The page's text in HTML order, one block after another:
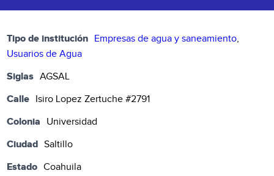
Tipo de institución Empresas de agua y saneamiento,
Usuarios de Agua
Siglas AGSAL
Calle Isiro Lopez Zertuche #2791
Colonia Universidad
Ciudad Saltillo
Estado Coahuila